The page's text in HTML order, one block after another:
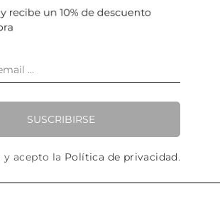
SUSCRIBIRSE
y acepto la Política de privacidad.